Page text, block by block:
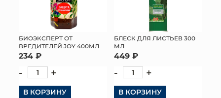
БИОЭКСПЕРТ ОТ
ВРЕДИТЕЛЕЙ JOY 400МЛ
234 ₽
- +
В КОРЗИНУ
БЛЕСК ДЛЯ ЛИСТЬЕВ 300
МЛ
449 ₽
- +
В КОРЗИНУ